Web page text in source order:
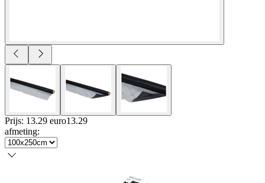
Prijs: 13.29 euro13.29
afmeting: